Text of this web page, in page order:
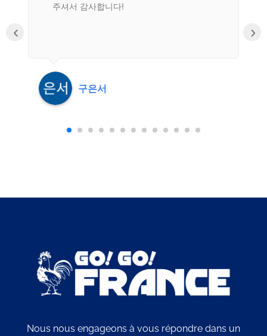
주셔서 감사합니다!
구은서
‹ ›
Nous nous engageons à vous répondre dans un